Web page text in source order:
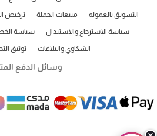
التسويق بالعموله مبيعات الجملة ترخيص
سياسة الإسترجاع والإستبدال سياسة
الشكاوي والبلاغات توثيق
وسائل الدفع